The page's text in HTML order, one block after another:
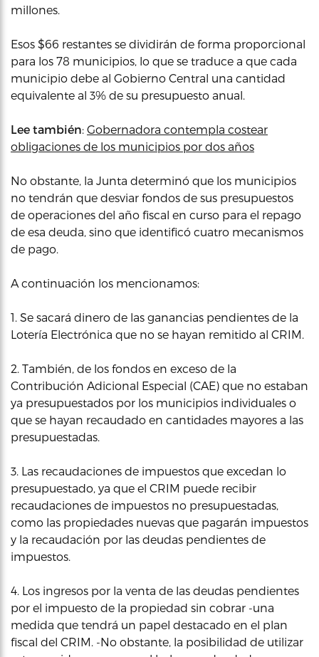
millones.
Esos $66 restantes se dividirán de forma proporcional
para los 78 municipios, lo que se traduce a que cada
municipio debe al Gobierno Central una cantidad
equivalente al 3% de su presupuesto anual.
Lee también: Gobernadora contempla costear
obligaciones de los municipios por dos años
No obstante, la Junta determinó que los municipios
no tendrán que desviar fondos de sus presupuestos
de operaciones del año fiscal en curso para el repago
de esa deuda, sino que identificó cuatro mecanismos
de pago.
A continuación los mencionamos:
1. Se sacará dinero de las ganancias pendientes de la
Lotería Electrónica que no se hayan remitido al CRIM.
2. También, de los fondos en exceso de la
Contribución Adicional Especial (CAE) que no estaban
ya presupuestados por los municipios individuales o
que se hayan recaudado en cantidades mayores a las
presupuestadas.
3. Las recaudaciones de impuestos que excedan lo
presupuestado, ya que el CRIM puede recibir
recaudaciones de impuestos no presupuestadas,
como las propiedades nuevas que pagarán impuestos
y la recaudación por las deudas pendientes de
impuestos.
4. Los ingresos por la venta de las deudas pendientes
por el impuesto de la propiedad sin cobrar -una
medida que tendrá un papel destacado en el plan
fiscal del CRIM. -No obstante, la posibilidad de utilizar